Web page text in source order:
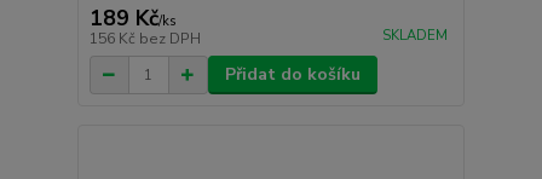
189 Kč/ks
156 Kč bez DPH SKLADEM
Přidat do košíku